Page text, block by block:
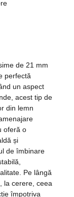
de 21 mm
perfectă
un aspect
acest tip de
din lemn
oferă o
și
de îmbinare
Pe lângă
la cerere, ceea
împotriva